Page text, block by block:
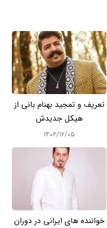
تعریف و تمجید بهنام بانی از
هیکل جدیدش
۱۴۰۲/۱۲/۰۵
خواننده های ایرانی در دوران